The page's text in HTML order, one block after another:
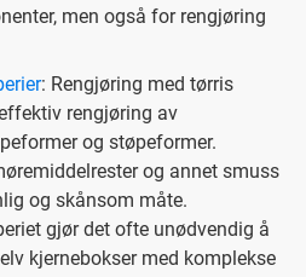
men også for rengjøring
: Rengjøring med tørris
rengjøring av
og støpeformer.
og annet smuss
og skånsom måte.
gjør det ofte unødvendig å
kjernebokser med komplekse